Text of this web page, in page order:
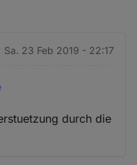
Sa. 23 Feb 2019 - 22:17
durch die